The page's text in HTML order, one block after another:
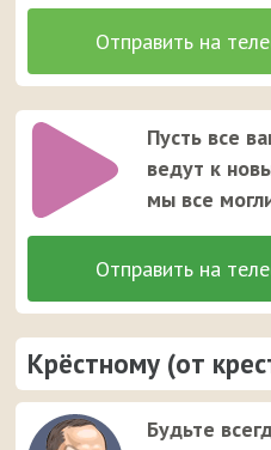
Пусть все
ведут к
мы все
Крёстному (от
Будьте